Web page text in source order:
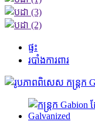
ផ្ទះ
របាំងការពារ